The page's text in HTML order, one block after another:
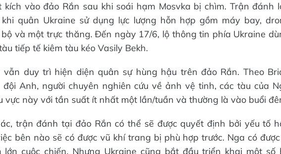
vào đảo Rắn sau khi soái hạm Mosvka bị chìm. Trận đánh
quân Ukraine sử dụng lực lượng hỗn hợp gồm máy bay,
và một trực thăng. Đến ngày 17/6, lộ thông tin phía Ukraine
tiếp tế kiêm tàu kéo Vasily Bekh.
duy trì hiện diện quân sự hùng hậu trên đảo Rắn. Theo
đội Anh, người chuyên nghiên cứu về ảnh vệ tinh, các tàu của
vực này với tần suất ít nhất một lần/tuần và thường là vào buổi
trận đánh tại đảo Rắn có thể sẽ được quyết định bởi yếu tố
bên nào sẽ có được vũ khí trang bị phù hợp trước. Nga có
cuộc chiến. Nhưng Ukraine cũng bắt đầu triển khai một số